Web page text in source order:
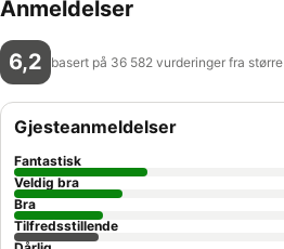
Anmeldelser
6,2 basert på 36 582 vurderinger fra større
Gjesteanmeldelser
Fantastisk
Veldig bra
Bra
Tilfredsstillende